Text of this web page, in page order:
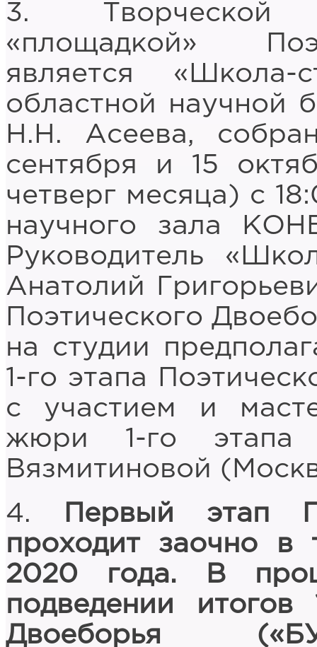
3. Творческой
«площадкой»
является «Школа-
областной научной
Н.Н. Асеева,
сентября и 15
четверг месяца) с
научного зала
Руководитель
Анатолий
Поэтического
на студии
1-го этапа
с участием и
жюри 1-го этапа
Вязмитиновой
4. Первый этап
проходит заочно в
2020 года. В
подведении итогов
Двоеборья